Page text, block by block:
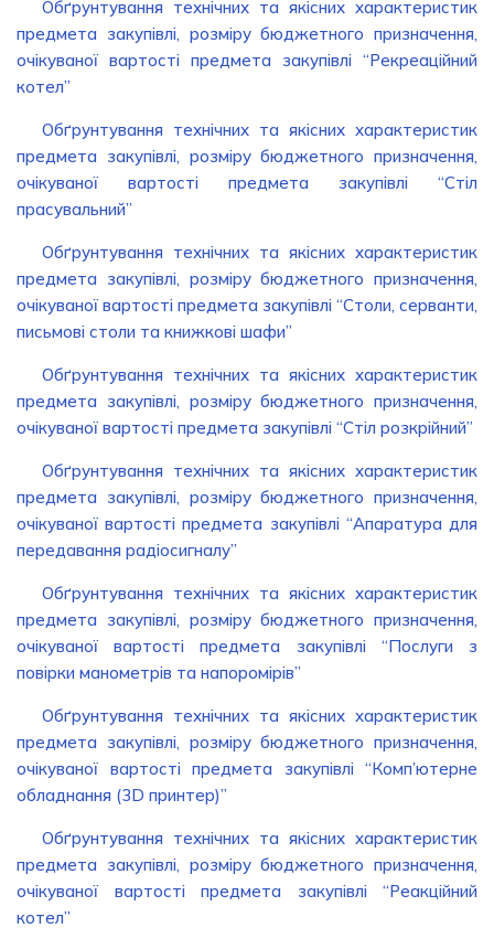
Обґрунтування технічних та якісних характеристик
предмета закупівлі, розміру бюджетного призначення,
очікуваної вартості предмета закупівлі “Рекреаційний
котел”
Обґрунтування технічних та якісних характеристик
предмета закупівлі, розміру бюджетного призначення,
очікуваної вартості предмета закупівлі “Стіл
прасувальний”
Обґрунтування технічних та якісних характеристик
предмета закупівлі, розміру бюджетного призначення,
очікуваної вартості предмета закупівлі “Столи, серванти,
письмові столи та книжкові шафи”
Обґрунтування технічних та якісних характеристик
предмета закупівлі, розміру бюджетного призначення,
очікуваної вартості предмета закупівлі “Стіл розкрійний”
Обґрунтування технічних та якісних характеристик
предмета закупівлі, розміру бюджетного призначення,
очікуваної вартості предмета закупівлі “Апаратура для
передавання радіосигналу”
Обґрунтування технічних та якісних характеристик
предмета закупівлі, розміру бюджетного призначення,
очікуваної вартості предмета закупівлі “Послуги з
повірки манометрів та напоромірів”
Обґрунтування технічних та якісних характеристик
предмета закупівлі, розміру бюджетного призначення,
очікуваної вартості предмета закупівлі “Комп’ютерне
обладнання (3D принтер)”
Обґрунтування технічних та якісних характеристик
предмета закупівлі, розміру бюджетного призначення,
очікуваної вартості предмета закупівлі “Реакційний
котел”